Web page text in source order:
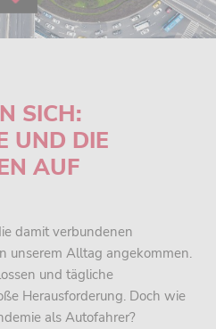
SICH:
UND DIE
AUF
damit verbundenen
unserem Alltag angekommen.
und tägliche
Herausforderung. Doch wie
als Autofahrer?